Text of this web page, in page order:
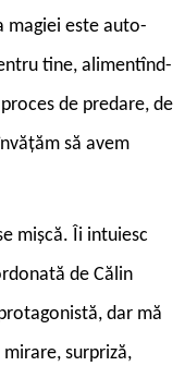
magiei este auto-
tine, alimentînd-
de predare, de
să avem
mișcă. Îi intuiesc
de Călin
dar mă
surpriză,